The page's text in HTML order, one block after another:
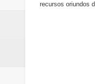
recursos oriundos